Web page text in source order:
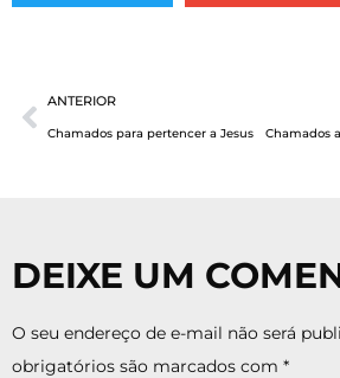
ANTERIOR
Chamados para pertencer a Jesus
DEIXE UM
O seu endereço de e-mail não será
obrigatórios são marcados com *